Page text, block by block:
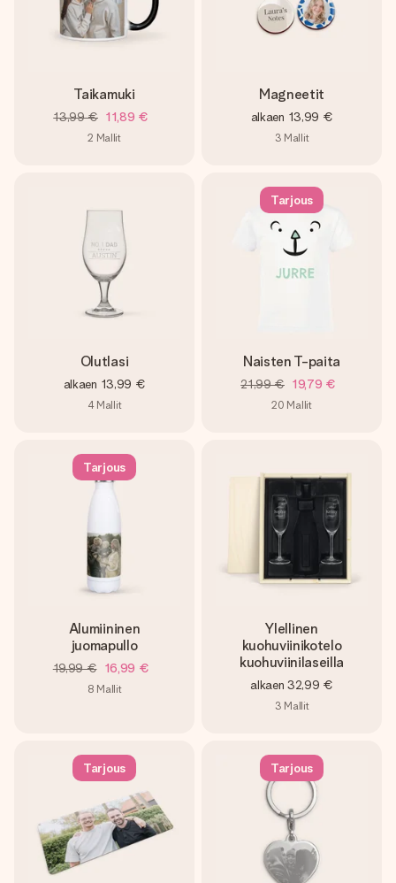
Taikamuki
13,99 € 11,89 €
2 Mallit
Magneetit
alkaen 13,99 €
3 Mallit
Olutlasi
alkaen 13,99 €
4 Mallit
Tarjous
Naisten T-paita
21,99 € 19,79 €
20 Mallit
Tarjous
Alumiininen
juomapullo
19,99 € 16,99 €
8 Mallit
Ylellinen
kuohuviinikotelo
kuohuviinilaseilla
alkaen 32,99 €
3 Mallit
Tarjous Tarjous